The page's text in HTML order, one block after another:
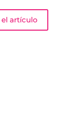
el artículo